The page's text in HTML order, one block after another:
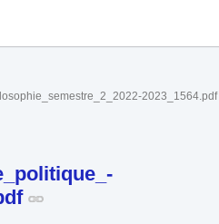
2023_1564.pdf